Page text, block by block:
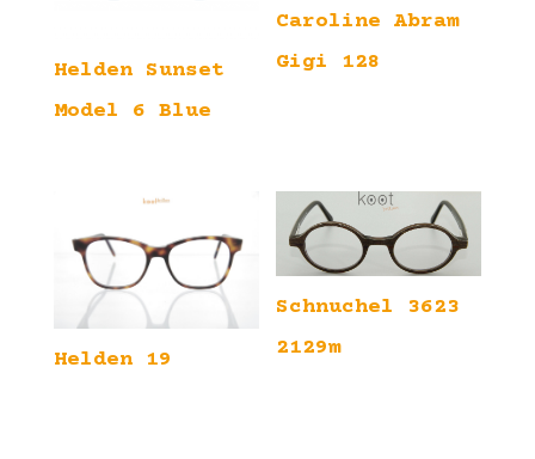
Helden Sunset
Model 6 Blue
Caroline Abram
Gigi 128
Helden 19
Schnuchel 3623
2129m